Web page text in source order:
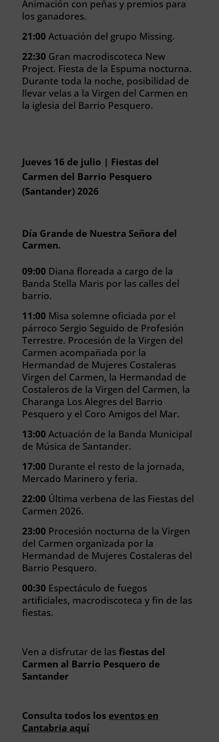
Animación con peñas y premios para
los ganadores.
21:00 Actuación del grupo Missing.
22:30 Gran macrodiscoteca New
Project. Fiesta de la Espuma nocturna.
Durante toda la noche, posibilidad de
llevar velas a la Virgen del Carmen en
la iglesia del Barrio Pesquero.
Jueves 16 de julio | Fiestas del
Carmen del Barrio Pesquero
(Santander) 2026
Día Grande de Nuestra Señora del
Carmen.
09:00 Diana floreada a cargo de la
Banda Stella Maris por las calles del
barrio.
11:00 Misa solemne oficiada por el
párroco Sergio Seguido de Profesión
Terrestre. Procesión de la Virgen del
Carmen acompañada por la
Hermandad de Mujeres Costaleras
Virgen del Carmen, la Hermandad de
Costaleros de la Virgen del Carmen, la
Charanga Los Alegres del Barrio
Pesquero y el Coro Amigos del Mar.
13:00 Actuación de la Banda Municipal
de Música de Santander.
17:00 Durante el resto de la jornada,
Mercado Marinero y feria.
22:00 Última verbena de las Fiestas del
Carmen 2026.
23:00 Procesión nocturna de la Virgen
del Carmen organizada por la
Hermandad de Mujeres Costaleras del
Barrio Pesquero.
00:30 Espectáculo de fuegos
artificiales, macrodiscoteca y fin de las
fiestas.
Ven a disfrutar de las fiestas del
Carmen al Barrio Pesquero de
Santander
Consulta todos los eventos en
Cantabria aquí